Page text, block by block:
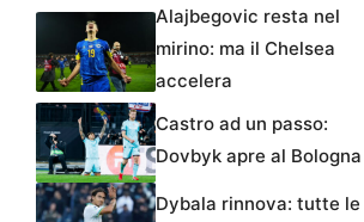
Alajbegovic resta nel
mirino: ma il Chelsea
accelera
Castro ad un passo:
Dovbyk apre al Bologna
Dybala rinnova: tutte le